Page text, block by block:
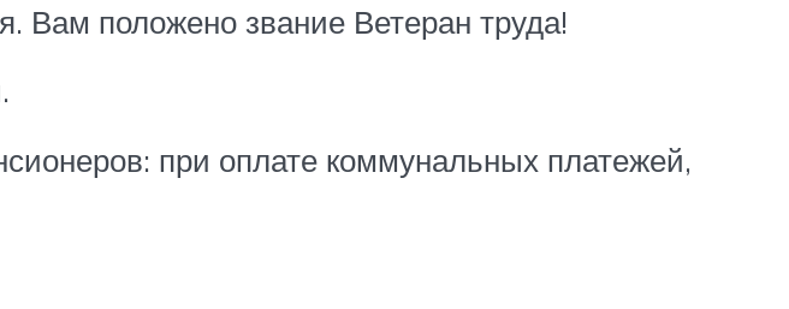
Вам положено звание Ветеран труда!
при оплате коммунальных платежей,